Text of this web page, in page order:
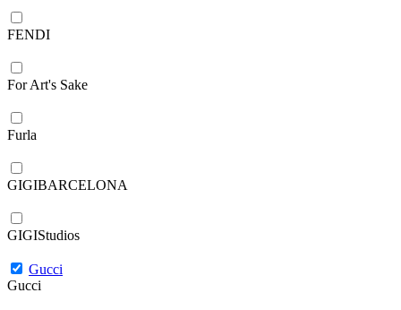
FENDI
For Art's Sake
Furla
GIGIBARCELONA
GIGIStudios
Gucci
Gucci